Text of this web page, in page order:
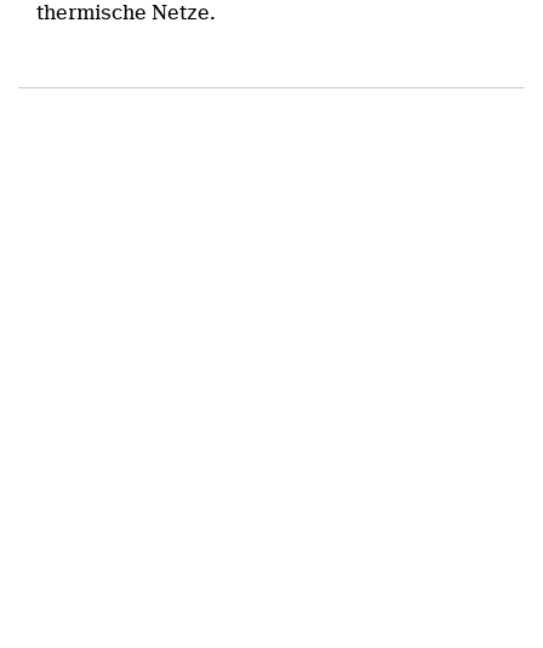
thermische Netze.